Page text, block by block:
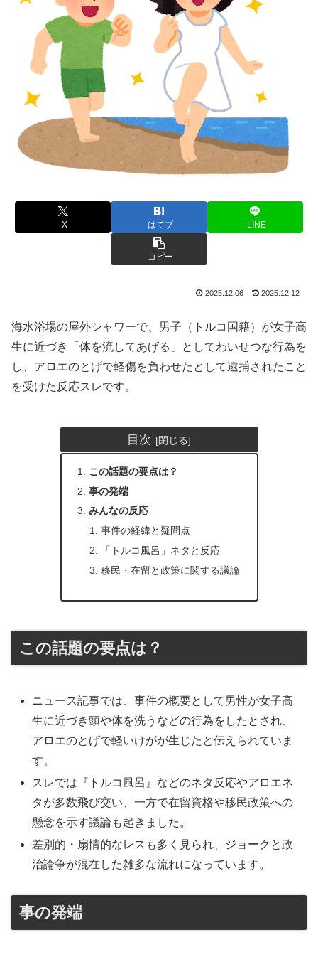
X はてブ LINE
コピー
2025.12.06 2025.12.12
海水浴場の屋外シャワーで、男子（トルコ国籍）が女子高
生に近づき「体を流してあげる」としてわいせつな行為を
し、アロエのとげで軽傷を負わせたとして逮捕されたこと
を受けた反応スレです。
目次
この話題の要点は？
事の発端
みんなの反応
事件の経緯と疑問点
「トルコ風呂」ネタと反応
移民・在留と政策に関する議論
この話題の要点は？
ニュース記事では、事件の概要として男性が女子高
生に近づき頭や体を洗うなどの行為をしたとされ、
アロエのとげで軽いけがが生じたと伝えられていま
す。
スレでは『トルコ風呂』などのネタ反応やアロエネ
タが多数飛び交い、一方で在留資格や移民政策への
懸念を示す議論も起きました。
差別的・扇情的なレスも多く見られ、ジョークと政
治論争が混在した雑多な流れになっています。
事の発端